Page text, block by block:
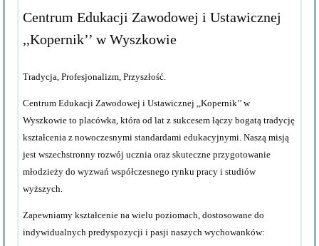
Centrum Edukacji Zawodowej i Ustawicznej
,,Kopernik’’ w Wyszkowie
Tradycja, Profesjonalizm, Przyszłość.
Centrum Edukacji Zawodowej i Ustawicznej ,,Kopernik’’ w
Wyszkowie to placówka, która od lat z sukcesem łączy bogatą tradycję
kształcenia z nowoczesnymi standardami edukacyjnymi. Naszą misją
jest wszechstronny rozwój ucznia oraz skuteczne przygotowanie
młodzieży do wyzwań współczesnego rynku pracy i studiów
wyższych.
Zapewniamy kształcenie na wielu poziomach, dostosowane do
indywidualnych predyspozycji i pasji naszych wychowanków: